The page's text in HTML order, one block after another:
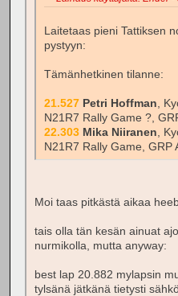
Laitetaas pieni Tattiksen
pystyyn:
Tämänhetkinen tilanne:
21.527 Petri Hoffman ,
N21R7 Rally Game ?,
22.303 Mika Niiranen ,
N21R7 Rally Game, GRP
Moi taas pitkästä aikaa
tais olla tän kesän ainuat
nurmikolla, mutta anyway:
best lap 20.882 mylapsin
tylsänä jätkänä tietysti